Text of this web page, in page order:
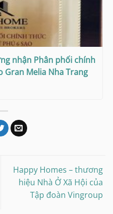
nhận Phân phối chính
Gran Melia Nha Trang
Happy Homes – thương
hiệu Nhà Ở Xã Hội của
Tập đoàn Vingroup